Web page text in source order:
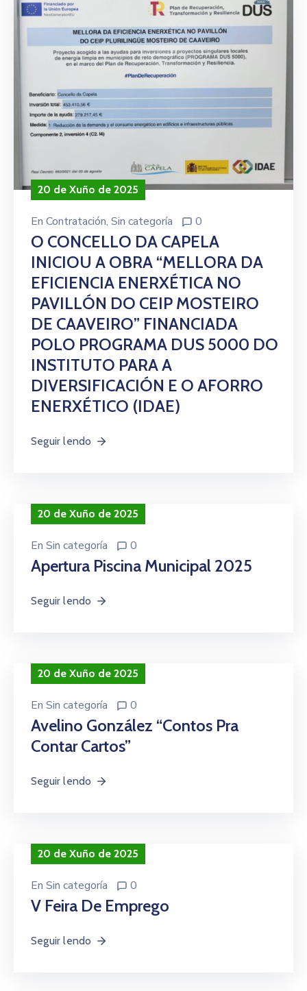
20 de Xuño de 2025
En Contratación‚ Sin categoría 0
O CONCELLO DA CAPELA
INICIOU A OBRA “MELLORA DA
EFICIENCIA ENERXÉTICA NO
PAVILLÓN DO CEIP MOSTEIRO
DE CAAVEIRO” FINANCIADA
POLO PROGRAMA DUS 5000 DO
INSTITUTO PARA A
DIVERSIFICACIÓN E O AFORRO
ENERXÉTICO (IDAE)
Seguir lendo
20 de Xuño de 2025
En Sin categoría 0
Apertura Piscina Municipal 2025
Seguir lendo
20 de Xuño de 2025
En Sin categoría 0
Avelino González “Contos Pra
Contar Cartos”
Seguir lendo
20 de Xuño de 2025
En Sin categoría 0
V Feira De Emprego
Seguir lendo